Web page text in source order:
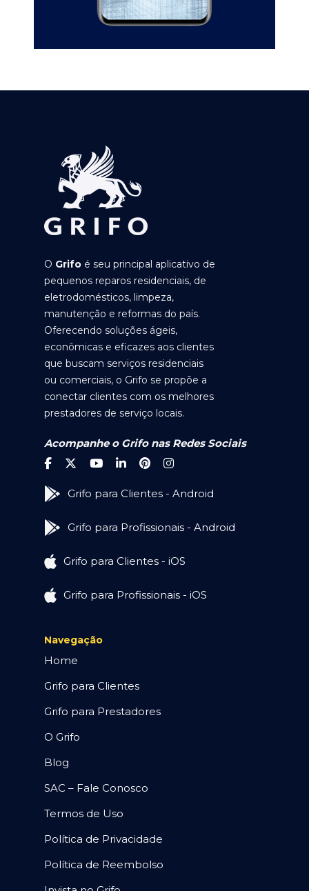
O Grifo é seu principal aplicativo de
pequenos reparos residenciais, de
eletrodomésticos, limpeza,
manutenção e reformas do país.
Oferecendo soluções ágeis,
econômicas e eficazes aos clientes
que buscam serviços residenciais
ou comerciais, o Grifo se propõe a
conectar clientes com os melhores
prestadores de serviço locais.
Acompanhe o Grifo nas Redes Sociais
Grifo para Clientes - Android
Grifo para Profissionais - Android
Grifo para Clientes - iOS
Grifo para Profissionais - iOS
Navegação
Home
Grifo para Clientes
Grifo para Prestadores
O Grifo
Blog
SAC – Fale Conosco
Termos de Uso
Política de Privacidade
Política de Reembolso